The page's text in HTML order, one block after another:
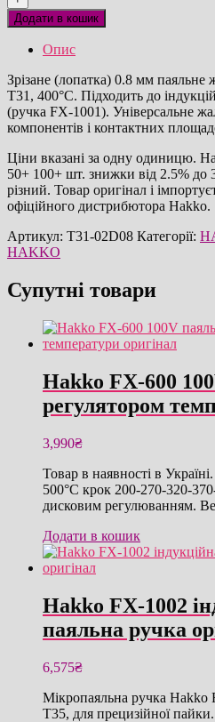
02D08
паяльне
оригінал
кількість
Додати в кошик
Опис
Зрізане (лопатка) 0.8 мм паяльне
T31, 400°C. Підходить до
(ручка FX-1001). Універсальне
компонентів і контактних
Ціни вказані за одну одиницю.
50+ 100+ шт. знижки від 2.5% до
різний. Товар оригінал і
офіційного дистрибютора Hakko.
Артикул: T31-02D08 Категорії:
HAKKO
Супутні товари
Hakko FX-600
регулятором
3,990₴
Товар в наявності в
500°C крок 200-270-320-
дисковим регулюванням.
Додати в кошик
Hakko FX-1002
паяльна ручка
6,575₴
Мікропаяльна ручка
T35, для прецизійної пайки.